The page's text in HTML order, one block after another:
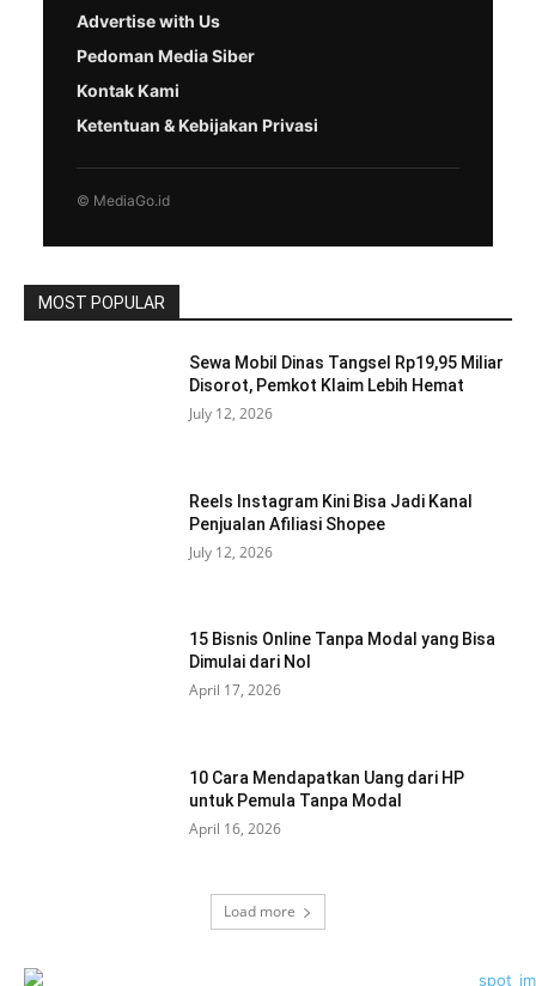
Advertise with Us
Pedoman Media Siber
Kontak Kami
Ketentuan & Kebijakan Privasi
© MediaGo.id
MOST POPULAR
Sewa Mobil Dinas Tangsel Rp19,95 Miliar
Disorot, Pemkot Klaim Lebih Hemat
July 12, 2026
Reels Instagram Kini Bisa Jadi Kanal
Penjualan Afiliasi Shopee
July 12, 2026
15 Bisnis Online Tanpa Modal yang Bisa
Dimulai dari Nol
April 17, 2026
10 Cara Mendapatkan Uang dari HP
untuk Pemula Tanpa Modal
April 16, 2026
Load more